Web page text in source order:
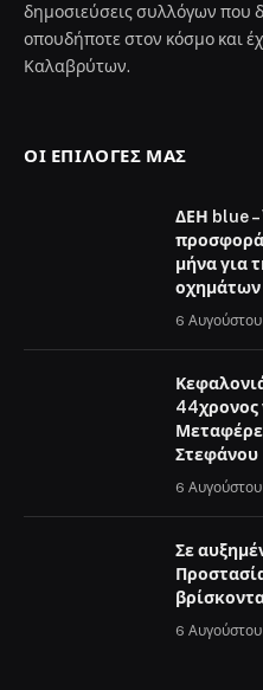
δημοσιεύσεις συλλόγων που
οπουδήποτε στον κόσμο και
Καλαβρύτων.
ΟΙ ΕΠΙΛΟΓΈΣ ΜΑΣ
ΔΕΗ blue
προσφορά
μήνα για
οχημάτων
6
44χρονος
Στεφάνου
6
Σε
6